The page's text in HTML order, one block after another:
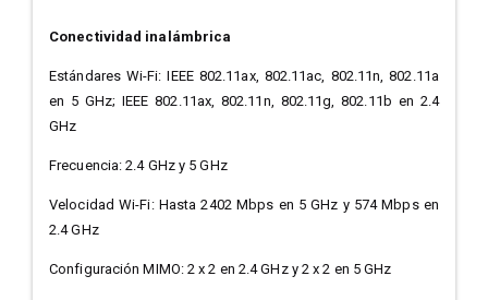
Conectividad inalámbrica
Estándares Wi-Fi: IEEE 802.11ax, 802.11ac, 802.11n, 802.11a
en 5 GHz; IEEE 802.11ax, 802.11n, 802.11g, 802.11b en 2.4
GHz
Frecuencia: 2.4 GHz y 5 GHz
Velocidad Wi-Fi: Hasta 2402 Mbps en 5 GHz y 574 Mbps en
2.4 GHz
Configuración MIMO: 2 x 2 en 2.4 GHz y 2 x 2 en 5 GHz